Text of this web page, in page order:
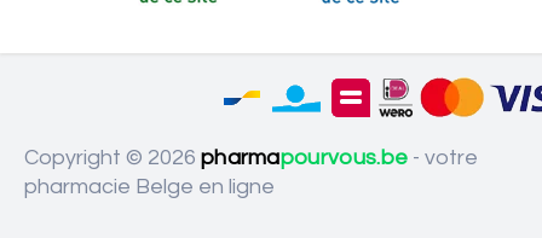
Copyright © 2026 pharmapourvous.be - votre
pharmacie Belge en ligne